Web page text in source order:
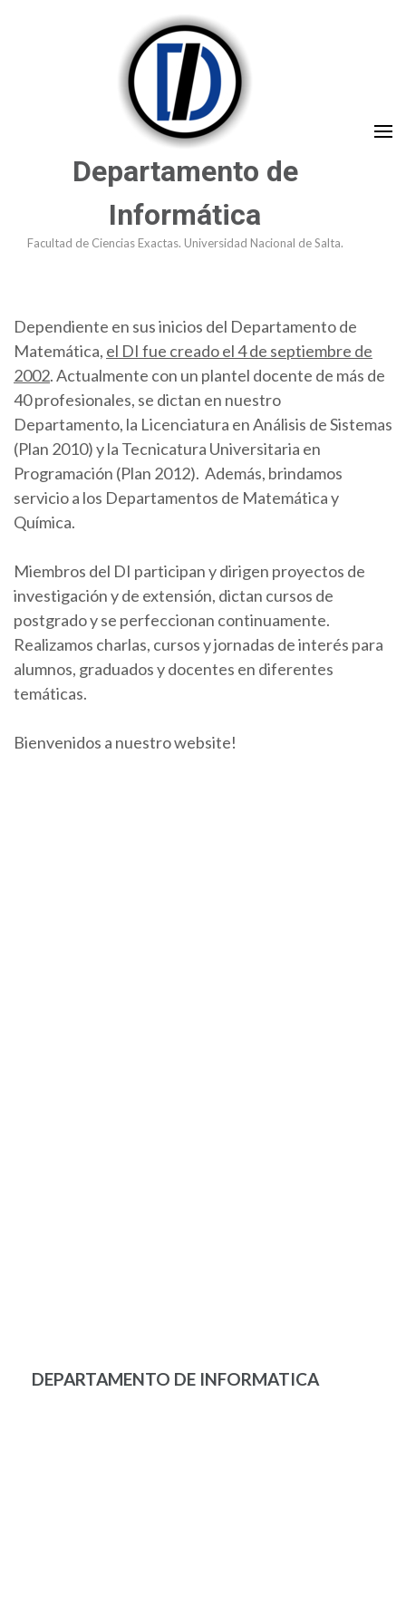
Departamento de
Informática
Facultad de Ciencias Exactas. Universidad Nacional de Salta.
Dependiente en sus inicios del Departamento de
Matemática, el DI fue creado el 4 de septiembre de
2002. Actualmente con un plantel docente de más de
40 profesionales, se dictan en nuestro
Departamento, la Licenciatura en Análisis de Sistemas
(Plan 2010) y la Tecnicatura Universitaria en
Programación (Plan 2012). Además, brindamos
servicio a los Departamentos de Matemática y
Química.
Miembros del DI participan y dirigen proyectos de
investigación y de extensión, dictan cursos de
postgrado y se perfeccionan continuamente.
Realizamos charlas, cursos y jornadas de interés para
alumnos, graduados y docentes en diferentes
temáticas.
Bienvenidos a nuestro website!
DEPARTAMENTO DE INFORMATICA